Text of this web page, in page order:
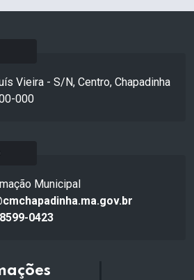
Vieira - S/N, Centro, Chapadinha
000
Municipal
0423